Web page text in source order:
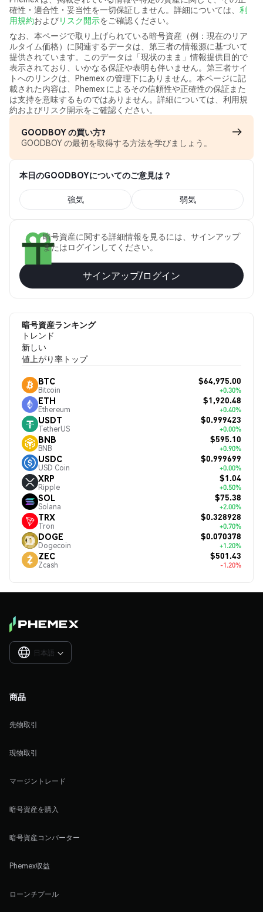
確性・適合性・妥当性を一切保証しません。詳細については、 利
用規約およびリスク開示をご確認ください。
なお、本ページで取り上げられている暗号資産（例：現在のリア
ルタイム価格）に関連するデータは、第三者の情報源に基づいて
提供されています。このデータは「現状のまま」情報提供目的で
表示されており、いかなる保証や表明も伴いません。第三者サイ
トへのリンクは、Phemex の管理下にありません。本ページに記
載された内容は、Phemex によるその信頼性や正確性の保証また
は支持を意味するものではありません。詳細については、利用規
約およびリスク開示をご確認ください。
GOODBOY の買い方?
GOODBOY の最初を取得する方法を学びましょう。
本日のGOODBOYについてのご意見は？
強気 弱気
暗号資産に関する詳細情報を見るには、サインアップ
またはログインしてください。
サインアップ/ログイン
暗号資産ランキング
トレンド
新しい
値上がり率トップ
BTC
Bitcoin
$64,975.00
+0.30%
ETH
Ethereum
$1,920.48
+0.40%
USDT
TetherUS
$0.999423
+0.00%
BNB
BNB
$595.10
+0.90%
USDC
USD Coin
$0.999699
+0.00%
XRP
Ripple
$1.04
+0.50%
SOL
Solana
$75.38
+2.00%
TRX
Tron
$0.328928
+0.70%
DOGE
Dogecoin
$0.070378
+1.20%
ZEC
Zcash
$501.43
-1.20%
日本語 
商品
先物取引
現物取引
マージントレード
暗号資産を購入
暗号資産コンバーター
Phemex収益
ローンチプール